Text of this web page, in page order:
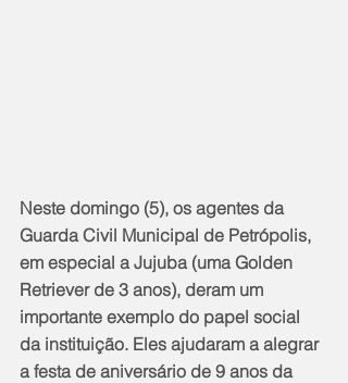
Neste domingo (5), os agentes da
Guarda Civil Municipal de Petrópolis,
em especial a Jujuba (uma Golden
Retriever de 3 anos), deram um
importante exemplo do papel social
da instituição. Eles ajudaram a alegrar
a festa de aniversário de 9 anos da